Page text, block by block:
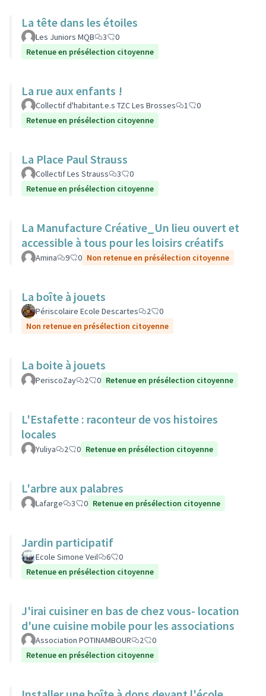
La tête dans les étoiles
Les Juniors MQB 3
0
Retenue en présélection citoyenne
La rue aux enfants !
Collectif d'habitant.e.s TZC Les Brosses 1
0
Retenue en présélection citoyenne
La Place Paul Strauss
Collectif Les Strauss 3
0
Retenue en présélection citoyenne
La Manufacture Créative_Un lieu ouvert et
accessible à tous pour les loisirs créatifs
Amina 9 0 Non retenue en présélection citoyenne
La boîte à jouets
Périscolaire Ecole Descartes 2
0
Non retenue en présélection citoyenne
La boite à jouets
PeriscoZay 2 0 Retenue en présélection citoyenne
L'Estafette : raconteur de vos histoires
locales
Yuliya 2 0 Retenue en présélection citoyenne
L'arbre aux palabres
Lafarge 3 0 Retenue en présélection citoyenne
Jardin participatif
Ecole Simone Veil 6
0
Retenue en présélection citoyenne
J'irai cuisiner en bas de chez vous- location
d'une cuisine mobile pour les associations
Association POTINAMBOUR 2
0
Retenue en présélection citoyenne